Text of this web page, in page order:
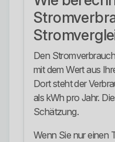
Den
mit dem Wert aus
Dort steht der
als kWh pro Jahr.
Schätzung.
Wenn Sie nur einen